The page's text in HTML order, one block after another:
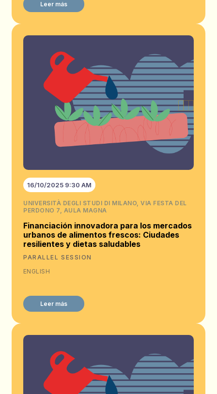
Leer más
16/10/2025 9:30 AM
UNIVERSITÀ DEGLI STUDI DI MILANO, VIA FESTA DEL
PERDONO 7, AULA MAGNA
Financiación innovadora para los mercados
urbanos de alimentos frescos: Ciudades
resilientes y dietas saludables
PARALLEL SESSION
ENGLISH
Leer más